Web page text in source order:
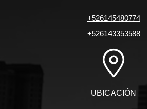
+526145480774
+526143353588
UBICACIÓN